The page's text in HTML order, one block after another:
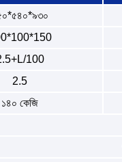
100
2.5
১৪০ কেজি